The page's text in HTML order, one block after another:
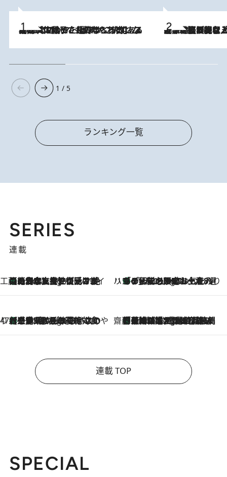
2026.8.5
【阿川佐和子さんの年とる力】なぜ70代で始めた趣味は“こんなに楽しい”のか？ ピアノ、俳句…スランプに陥っても続けられる“ある秘訣”とは 2026.8.5
【なぜ吉沢亮は「気配を消せる」のか？】興行収入208億の『国宝』を経て挑むミュージカル『ディア・エヴァン・ハンセン』。トップ俳優が舞台上でさらけ出した“孤独”とは
1 / 5
ランキング一覧
SERIES
連載
工藤まやのおもてなしハワイ
9 Hours Ago
【ハワイ土産】ローカルの絶大な支持で復活！ 絶品の幻クッキー《元ファンの日本人女性が受け継いだ名店》 ハワイ賢者 リサのお気に入りリスト9 Hours Ago
あの伝説の限定トートも！ リニューアルした「ディーン＆デルーカ ハワイ」で必須のお土産8選
47都道府県の手みやげ ひんやりスイーツで夏を満喫
9 Hours Ago
【三重県】この夏絶対食べたい 冷やしておいしいおやつ3選 お餅×アイスの新感覚スイーツ 齋藤 薫 美容脳ルネサンス
9 Hours Ago
「荷物が増えるほど旅ストレスは増す」美容ジャーナリストがたどり着いた最終結論。“化粧品を劇的に減らす”感動の凝縮美容とは
連載 TOP
SPECIAL